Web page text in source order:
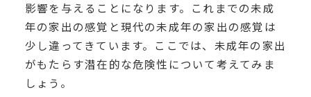
影響を与えることになります。これまでの未成
年の家出の感覚と現代の未成年の家出の感覚は
少し違ってきています。ここでは、未成年の家出
がもたらす潜在的な危険性について考えてみま
しょう。